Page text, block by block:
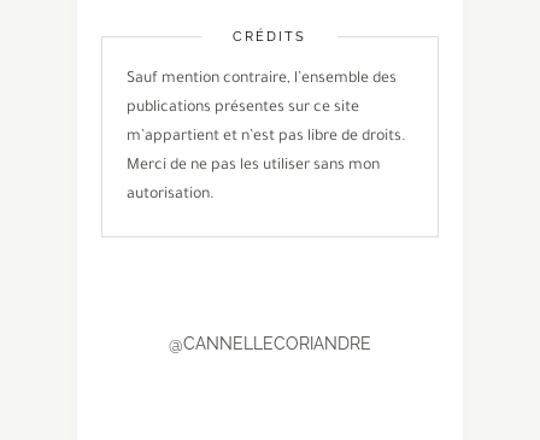
CRÉDITS
Sauf mention contraire, l’ensemble des
publications présentes sur ce site
m’appartient et n’est pas libre de droits.
Merci de ne pas les utiliser sans mon
autorisation.
@CANNELLECORIANDRE